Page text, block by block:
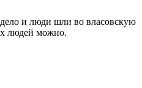
и люди шли во власовскую
людей можно.